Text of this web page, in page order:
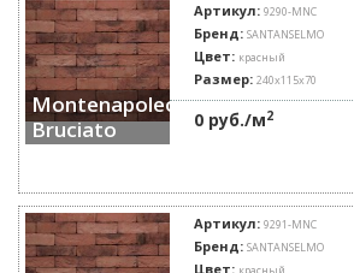
Montenapoleone
Bruciato
Артикул: 9290-MNC
Бренд: SANTANSELMO
Цвет: красный
Размер: 240x115x70
0 руб./м2
Артикул: 9291-MNC
Бренд: SANTANSELMO
Цвет: